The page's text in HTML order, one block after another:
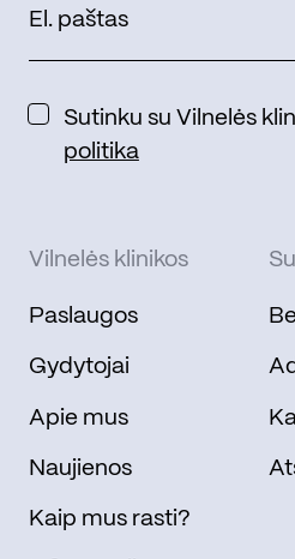
Sutinku su Vilnelės
politika
Vilnelės klinikos
Paslaugos
Gydytojai
Apie mus
Naujienos
Kaip mus rasti?